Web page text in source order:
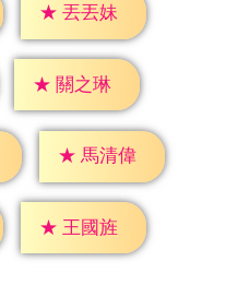
★ 丟丟妹
★ 關之琳
★ 馬清偉
★ 王國旌